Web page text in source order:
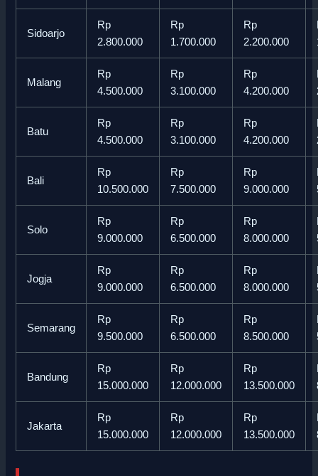
Sidoarjo
Rp
2.800.000
Rp
1.700.000
Rp
2.200.000
Malang
Rp
4.500.000
Rp
3.100.000
Rp
4.200.000
Batu
Rp
4.500.000
Rp
3.100.000
Rp
4.200.000
Bali
Rp
10.500.000
Rp
7.500.000
Rp
9.000.000
Solo
Rp
9.000.000
Rp
6.500.000
Rp
8.000.000
Jogja
Rp
9.000.000
Rp
6.500.000
Rp
8.000.000
Semarang
Rp
9.500.000
Rp
6.500.000
Rp
8.500.000
Bandung
Rp
15.000.000
Rp
12.000.000
Rp
13.500.000
Jakarta
Rp
15.000.000
Rp
12.000.000
Rp
13.500.000